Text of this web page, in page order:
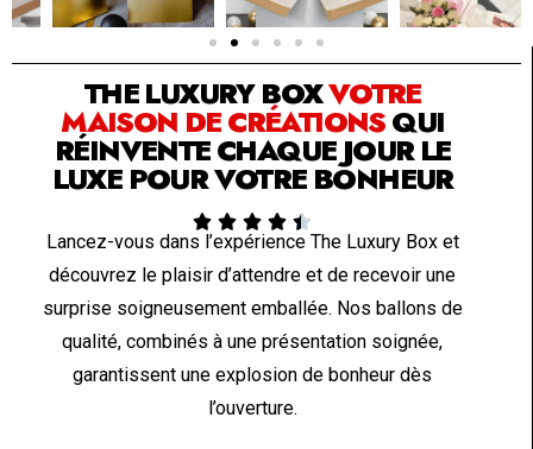
SOLUTION PAR THE LUXURY BOX & CO
THE LUXURY BOXVOTRE
MAISON DE CRÉATIONSQUI
RÉINVENTE CHAQUE JOUR LE
LUXE POUR VOTRE BONHEUR
    
Lancez-vous dans l’expérience The Luxury Box et
découvrez le plaisir d’attendre et de recevoir une
surprise soigneusement emballée. Nos ballons de
qualité, combinés à une présentation soignée,
garantissent une explosion de bonheur dès
l’ouverture.